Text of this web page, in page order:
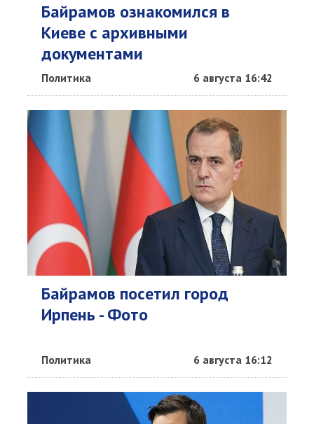
Байрамов ознакомился в
Киеве с архивными
документами
Политика 6 августа 16:42
Байрамов посетил город
Ирпень - Фото
Политика 6 августа 16:12